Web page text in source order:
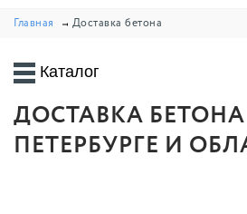
Главная Доставка бетона
Каталог
ДОСТАВКА БЕТОНА
ПЕТЕРБУРГЕ И